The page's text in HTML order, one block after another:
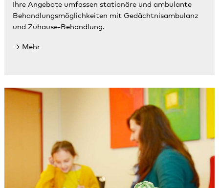
Ihre Angebote umfassen stationäre undambulante
Behandlungsmöglichkeiten mit Gedächtnisambulanz
und Zuhause-Behandlung.
Mehr